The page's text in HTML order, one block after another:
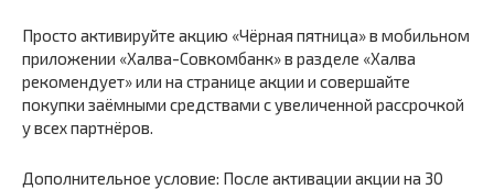
Просто активируйте акцию «Чёрная пятница» в мобильном
приложении «Халва-Совкомбанк» в разделе «Халва
рекомендует» или на странице акции и совершайте
покупки заёмными средствами с увеличенной рассрочкой
у всех партнёров.
Дополнительное условие: После активации акции на 30